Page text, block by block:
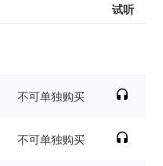
试听
不可单独购买
不可单独购买